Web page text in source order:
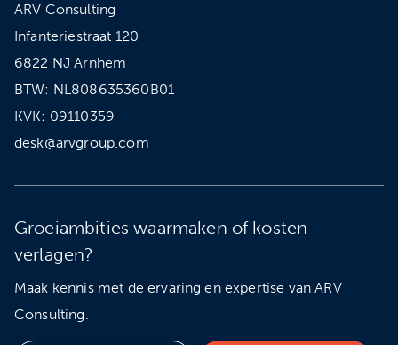
Groeiambities waarmaken of kosten
verlagen?
Maak kennis met de ervaring en expertise van ARV
Consulting.
ARV Consulting
Infanteriestraat 120
6822 NJ Arnhem
BTW: NL808635360B01
KVK: 09110359
desk@arvgroup.com